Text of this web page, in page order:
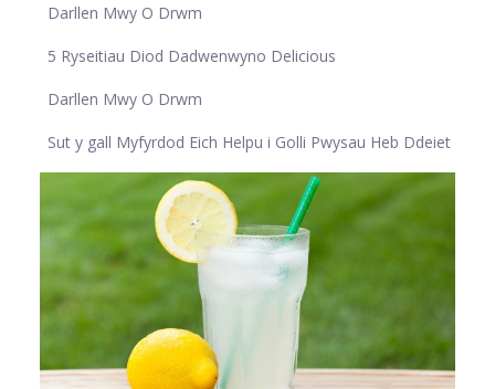
Darllen Mwy O Drwm
5 Ryseitiau Diod Dadwenwyno Delicious
Darllen Mwy O Drwm
Sut y gall Myfyrdod Eich Helpu i Golli Pwysau Heb Ddeiet